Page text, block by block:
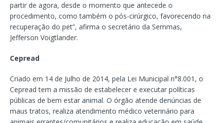
partir de agora, desde o momento que antecede o
procedimento, como também o pós-cirúrgico, favorecendo na
recuperação do pet”, afirma o secretário da Semmas,
Jefferson Voigtlander.
Cepread
Criado em 14 de Julho de 2014, pela Lei Municipal n°8.001, o
Cepread tem a missão de estabelecer e executar políticas
públicas de bem estar animal. O órgão atende denúncias de
maus tratos, realiza atendimento médico veterinário para